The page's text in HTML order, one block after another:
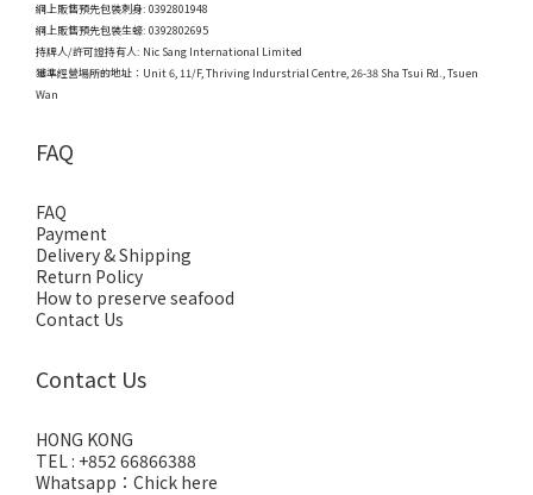
網上販售預先包裝刺身: 0392801948
網上販售預先包裝生蠔: 0392802695
持牌人/許可證持有人: Nic Sang International Limited
獲準經營場所的地址： Unit 6, 11/F, Thriving Indurstrial Centre, 26-38 Sha Tsui Rd., Tsuen
Wan
FAQ
FAQ
Payment
Delivery & Shipping
Return Policy
How to preserve seafood
Contact Us
Contact Us
HONG KONG
TEL : +852 66866388
Whatsapp： Chick here